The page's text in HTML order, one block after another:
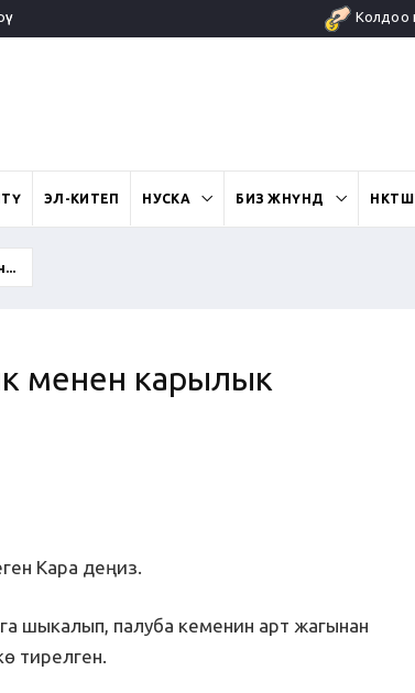
Колдоо
ЭЛ-КИТЕП НУСКА БИЗ ЖӨНҮНДӨ
менен карылык
Кара деңиз.
шыкалып, палуба кеменин арт жагынан
тирелген.